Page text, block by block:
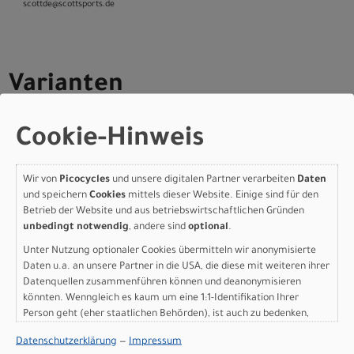
scott­de@scott­sports.de
Varianten
Scott Addict Premium -
whale grey - M
Modelljahr 2026
Lieferbar in ca. 5-8 Werktagen
Art.Nr. 4253538099008
Größe: M
Farbe: whale grey
pro Stück (inkl. MwSt. zzgl.Versandkosten für
7.499,00 EUR
Cookie-Hinweis
Wir von Picocycles und unsere digitalen Partner verarbeiten Daten
und speichern Cookies mittels dieser Website. Einige sind für den
Betrieb der Website und aus betriebswirtschaftlichen Gründen
unbedingt notwendig, andere sind optional.
Unter Nutzung optionaler Cookies übermitteln wir anonymisierte
Daten u.a. an unsere Partner in die USA, die diese mit weiteren ihrer
Datenquellen zusammenführen können und deanonymisieren
könnten. Wenngleich es kaum um eine 1:1-Identifikation Ihrer
Person geht (eher staatlichen Behörden), ist auch zu bedenken,
sind wie bei uns in der Europäischen Union.
Datenschutzerklärung — Impressum